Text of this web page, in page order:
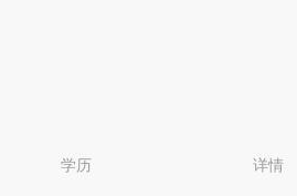
学历 详情